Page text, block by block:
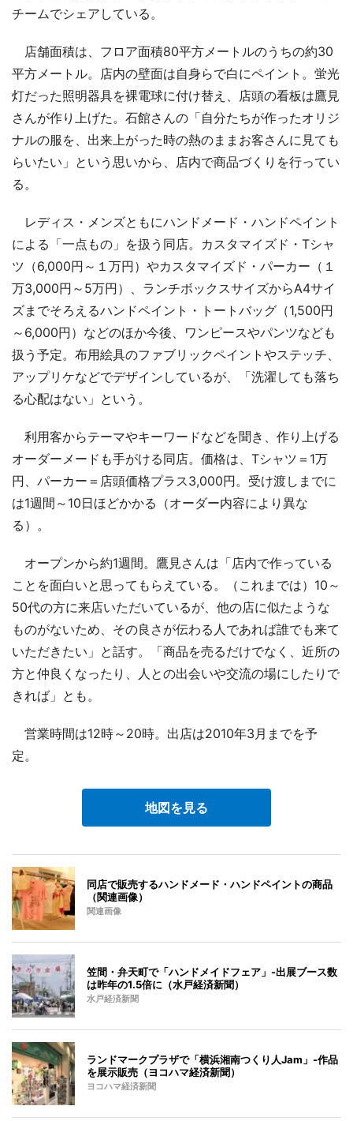
チームでシェアしている。
店舗面積は、フロア面積80平方メートルのうちの約30
平方メートル。店内の壁面は自身らで白にペイント。蛍光
灯だった照明器具を裸電球に付け替え、店頭の看板は鷹見
さんが作り上げた。石館さんの「自分たちが作ったオリジ
ナルの服を、出来上がった時の熱のままお客さんに見ても
らいたい」という思いから、店内で商品づくりを行ってい
る。
レディス・メンズともにハンドメード・ハンドペイント
による「一点もの」を扱う同店。カスタマイズド・Tシャ
ツ（6,000円～１万円）やカスタマイズド・パーカー（１
万3,000円～5万円）、ランチボックスサイズからA4サイ
ズまでそろえるハンドペイント・トートバッグ（1,500円
～6,000円）などのほか今後、ワンピースやパンツなども
扱う予定。布用絵具のファブリックペイントやステッチ、
アップリケなどでデザインしているが、「洗濯しても落ち
る心配はない」という。
利用客からテーマやキーワードなどを聞き、作り上げる
オーダーメードも手がける同店。価格は、Tシャツ＝1万
円、パーカー＝店頭価格プラス3,000円。受け渡しまでに
は1週間～10日ほどかかる（オーダー内容により異な
る）。
オープンから約1週間。鷹見さんは「店内で作っている
ことを面白いと思ってもらえている。（これまでは）10～
50代の方に来店いただいているが、他の店に似たような
ものがないため、その良さが伝わる人であれば誰でも来て
いただきたい」と話す。「商品を売るだけでなく、近所の
方と仲良くなったり、人との出会いや交流の場にしたりで
きれば」とも。
営業時間は12時～20時。出店は2010年3月までを予
定。
地図を見る
同店で販売するハンドメード・ハンドペイントの商品
（関連画像）
関連画像
笠間・弁天町で「ハンドメイドフェア」-出展ブース数
は昨年の1.5倍に（水戸経済新聞）
水戸経済新聞
ランドマークプラザで「横浜湘南つくり人Jam」-作品
を展示販売（ヨコハマ経済新聞）
ヨコハマ経済新聞